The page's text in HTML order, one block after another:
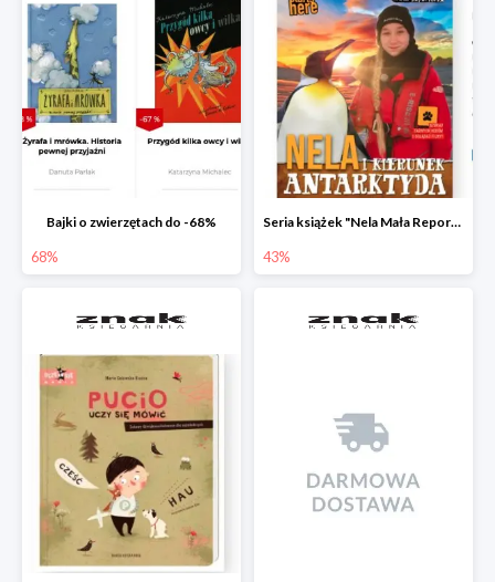
Bajki o zwierzętach do -68%
68%
Seria książek "Nela Mała Reporterka" do -43%
43%